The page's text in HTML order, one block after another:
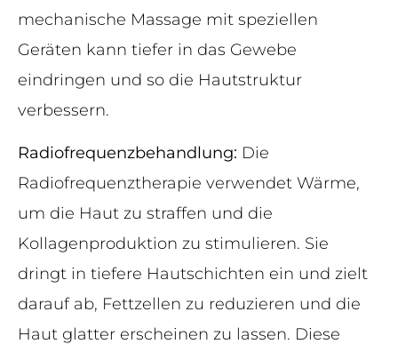
mechanische Massage mit speziellen
Geräten kann tiefer in das Gewebe
eindringen und so die Hautstruktur
verbessern.
Radiofrequenzbehandlung: Die
Radiofrequenztherapie verwendet Wärme,
um die Haut zu straffen und die
Kollagenproduktion zu stimulieren. Sie
dringt in tiefere Hautschichten ein und zielt
darauf ab, Fettzellen zu reduzieren und die
Haut glatter erscheinen zu lassen. Diese